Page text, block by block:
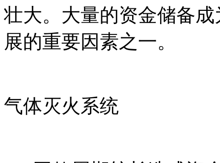
壮大。大量的资金储备
展的重要因素之一。
气体灭火系统